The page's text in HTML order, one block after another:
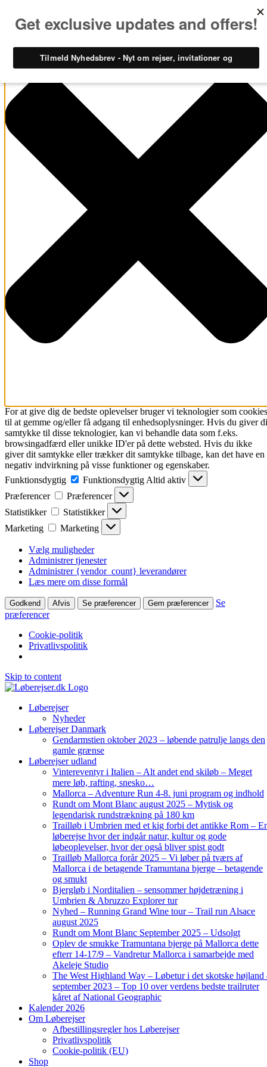
For at give dig de bedste oplevelser bruger vi teknologier som cookies
til at gemme og/eller få adgang til enhedsoplysninger. Hvis du giver
samtykke til disse teknologier, kan vi behandle data som f.eks.
browsingadfærd eller unikke ID'er på dette websted. Hvis du ikke
giver dit samtykke eller trækker dit samtykke tilbage, kan det have en
negativ indvirkning på visse funktioner og egenskaber.
Funktionsdygtig
Funktionsdygtig Altid aktiv
Præferencer
Præferencer
Statistikker
Statistikker
Marketing
Marketing
Vælg muligheder
Administrer tjenester
Administrer {vendor_count} leverandører
Læs mere om disse formål
Godkend Afvis Se præferencer Gem præferencer
Se
præferencer
Cookie-politik
Privatlivspolitik
Skip to content
Løberejser
Nyheder
Løberejser Danmark
Gendarmstien oktober 2023 – løbende patrulje langs den
gamle grænse
Løberejser udland
Vintereventyr i Italien – Alt andet end skiløb – Meget
mere løb, rafting, snesko…
Mallorca – Adventure Run 4-8. juni program og indhold
Rundt om Mont Blanc august 2025 – Mytisk og
legendarisk rundstrækning på 180 km
Trailløb i Umbrien med et kig forbi det antikke Rom –
løberejse hvor der indgår natur, kultur og gode
løbeoplevelser, hvor der også bliver spist godt
Trailløb Mallorca forår 2025 – Vi løber på tværs af
Mallorca i de betagende Tramuntana bjerge – betagende
og smukt
Bjergløb i Norditalien – sensommer højdetræning i
Umbrien & Abruzzo Explorer tur
Nyhed – Running Grand Wine tour – Trail run Alsace
august 2025
Rundt om Mont Blanc September 2025 – Udsolgt
Oplev de smukke Tramuntana bjerge på Mallorca dette
efterr 14-17/9 – Vandretur Mallorca i samarbejde med
Akeleje Studio
The West Highland Way – Løbetur i det skotske højland
september 2023 – Top 10 over verdens bedste trailruter
kåret af National Geographic
Kalender 2026
Om Løberejser
Afbestillingsregler hos Løberejser
Privatlivspolitik
Cookie-politik (EU)
Shop